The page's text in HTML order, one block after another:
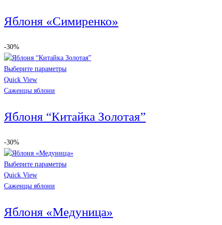
Яблоня «Симиренко»
-30%
Выберите параметры
Quick View
Саженцы яблони
Яблоня “Китайка Золотая”
-30%
Выберите параметры
Quick View
Саженцы яблони
Яблоня «Медуница»